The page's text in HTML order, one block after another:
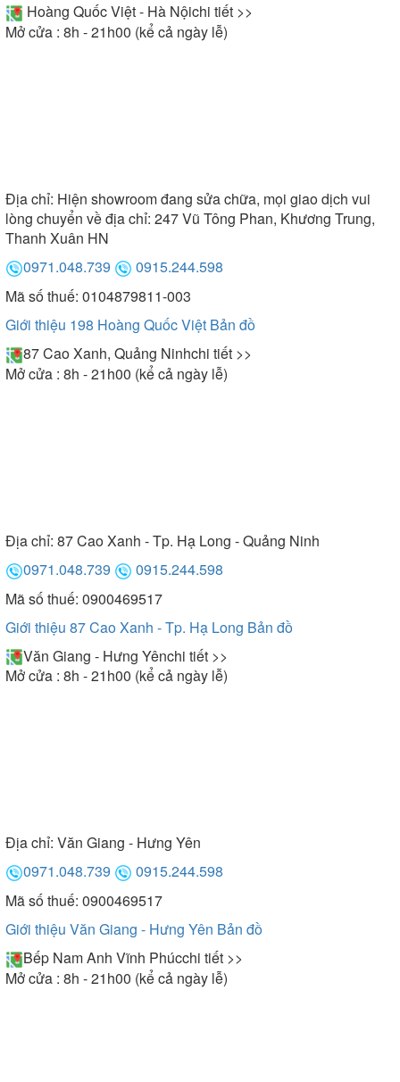
Hoàng Quốc Việt - Hà Nộichi tiết >>
Mở cửa : 8h - 21h00 (kể cả ngày lễ)
Địa chỉ: Hiện showroom đang sửa chữa, mọi giao dịch vui
lòng chuyển về địa chỉ: 247 Vũ Tông Phan, Khương Trung,
Thanh Xuân HN
0971.048.739
0915.244.598
Mã số thuế: 0104879811-003
Giới thiệu 198 Hoàng Quốc Việt Bản đồ
87 Cao Xanh, Quảng Ninhchi tiết >>
Mở cửa : 8h - 21h00 (kể cả ngày lễ)
Địa chỉ: 87 Cao Xanh - Tp. Hạ Long - Quảng Ninh
0971.048.739
0915.244.598
Mã số thuế: 0900469517
Giới thiệu 87 Cao Xanh - Tp. Hạ Long Bản đồ
Văn Giang - Hưng Yênchi tiết >>
Mở cửa : 8h - 21h00 (kể cả ngày lễ)
Địa chỉ: Văn Giang - Hưng Yên
0971.048.739
0915.244.598
Mã số thuế: 0900469517
Giới thiệu Văn Giang - Hưng Yên Bản đồ
Bếp Nam Anh Vĩnh Phúcchi tiết >>
Mở cửa : 8h - 21h00 (kể cả ngày lễ)